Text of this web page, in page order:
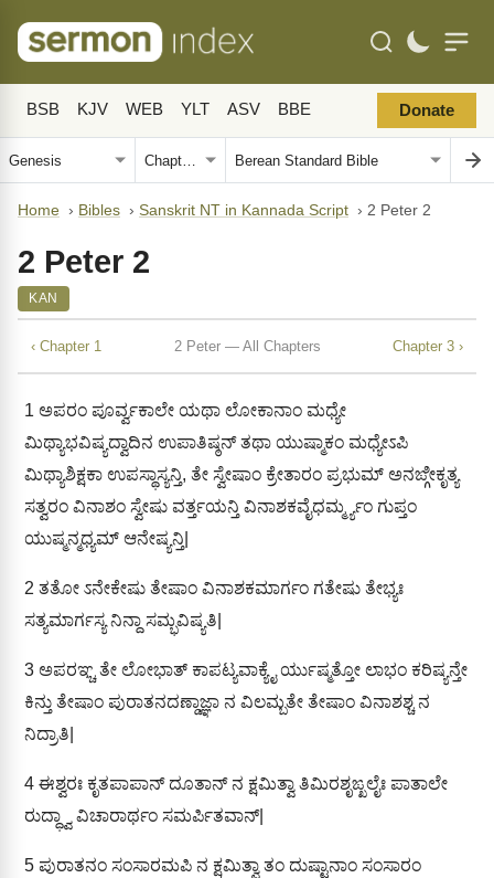
BSB KJV WEB YLT ASV BBE Donate
Home › Bibles › Sanskrit NT in Kannada Script › 2 Peter 2
2 Peter 2
KAN
‹ Chapter 1 2 Peter — All Chapters Chapter 3 ›
1 ಅಪರಂ ಪೂರ್ವ್ವಕಾಲೇ ಯಥಾ ಲೋಕಾನಾಂ ಮಧ್ಯೇ
ಮಿಥ್ಯಾಭವಿಷ್ಯದ್ವಾದಿನ ಉಪಾತಿಷ್ಠನ್ ತಥಾ ಯುಷ್ಮಾಕಂ ಮಧ್ಯೇಽಪಿ
ಮಿಥ್ಯಾಶಿಕ್ಷಕಾ ಉಪಸ್ಥಾಸ್ಯನ್ತಿ, ತೇ ಸ್ವೇಷಾಂ ಕ್ರೇತಾರಂ ಪ್ರಭುಮ್ ಅನಙ್ಗೀಕೃತ್ಯ
ಸತ್ವರಂ ವಿನಾಶಂ ಸ್ವೇಷು ವರ್ತ್ತಯನ್ತಿ ವಿನಾಶಕವೈಧರ್ಮ್ಮ್ಯಂ ಗುಪ್ತಂ
ಯುಷ್ಮನ್ಮಧ್ಯಮ್ ಆನೇಷ್ಯನ್ತಿ|
2 ತತೋ ಽನೇಕೇಷು ತೇಷಾಂ ವಿನಾಶಕಮಾರ್ಗಂ ಗತೇಷು ತೇಭ್ಯಃ
ಸತ್ಯಮಾರ್ಗಸ್ಯ ನಿನ್ದಾ ಸಮ್ಭವಿಷ್ಯತಿ|
3 ಅಪರಞ್ಚ ತೇ ಲೋಭಾತ್ ಕಾಪಟ್ಯವಾಕ್ಯೈ ರ್ಯುಷ್ಮತ್ತೋ ಲಾಭಂ ಕರಿಷ್ಯನ್ತೇ
ಕಿನ್ತು ತೇಷಾಂ ಪುರಾತನದಣ್ಡಾಜ್ಞಾ ನ ವಿಲಮ್ಬತೇ ತೇಷಾಂ ವಿನಾಶಶ್ಚ ನ
ನಿದ್ರಾತಿ|
4 ಈಶ್ವರಃ ಕೃತಪಾಪಾನ್ ದೂತಾನ್ ನ ಕ್ಷಮಿತ್ವಾ ತಿಮಿರಶೃಙ್ಖಲೈಃ ಪಾತಾಲೇ
ರುದ್ಧ್ವಾ ವಿಚಾರಾರ್ಥಂ ಸಮರ್ಪಿತವಾನ್|
5 ಪುರಾತನಂ ಸಂಸಾರಮಪಿ ನ ಕ್ಷಮಿತ್ವಾ ತಂ ದುಷ್ಟಾನಾಂ ಸಂಸಾರಂ